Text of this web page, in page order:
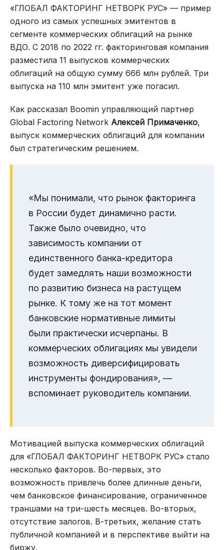
«ГЛОБАЛ ФАКТОРИНГ НЕТВОРК РУС» — пример
одного из самых успешных эмитентов в
сегменте коммерческих облигаций на рынке
ВДО. С 2018 по 2022 гг. факторинговая компания
разместила 11 выпусков коммерческих
облигаций на общую сумму 666 млн рублей. Три
выпуска на 110 млн эмитент уже погасил.
Как рассказал Boomin управляющий партнер
Global Factoring Network Алексей Примаченко,
выпуск коммерческих облигаций для компании
был стратегическим решением.
«Мы понимали, что рынок факторинга
в России будет динамично расти.
Также было очевидно, что
зависимость компании от
единственного банка-кредитора
будет замедлять наши возможности
по развитию бизнеса на растущем
рынке. К тому же на тот момент
банковские нормативные лимиты
были практически исчерпаны. В
коммерческих облигациях мы увидели
возможность диверсифицировать
инструменты фондирования», —
вспоминает руководитель компании.
Мотивацией выпуска коммерческих облигаций
для «ГЛОБАЛ ФАКТОРИНГ НЕТВОРК РУС» стало
несколько факторов. Во-первых, это
возможность привлечь более длинные деньги,
чем банковское финансирование, ограниченное
траншами на три-шесть месяцев. Во-вторых,
отсутствие залогов. В-третьих, желание стать
публичной компанией и в перспективе выйти на
биржу.